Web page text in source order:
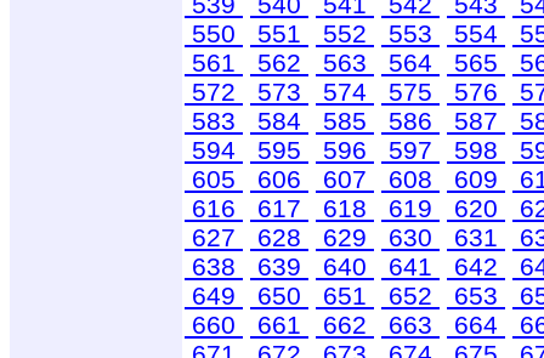
550
551 552 553 554
561
562 563 564 565
572
573 574 575 576
583
584 585 586 587
594
595 596 597 598
605
606 607 608 609
616
617 618 619 620
627
628 629 630 631
638
639 640 641 642
649
650 651 652 653
660
661 662 663 664